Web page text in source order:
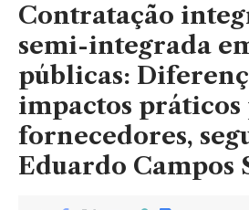
Contratação
semi-integrada
públicas:
impactos práticos
fornecedores,
Eduardo Campos